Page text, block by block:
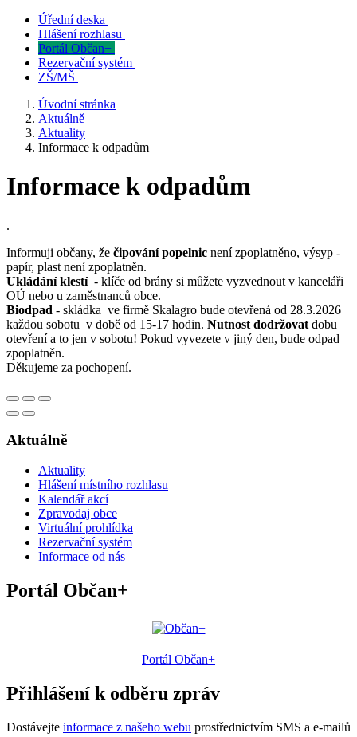
Úřední deska
Hlášení rozhlasu
Portál Občan+
Rezervační systém
ZŠ/MŠ
Úvodní stránka
Aktuálně
Aktuality
Informace k odpadům
Informace k odpadům
.
Informuji občany, že čipování popelnic není zpoplatněno, výsyp -
papír, plast není zpoplatněn.
Ukládání klestí - klíče od brány si můžete vyzvednout v kanceláři
OÚ nebo u zaměstnanců obce.
Biodpad - skládka ve firmě Skalagro bude otevřená od 28.3.2026
každou sobotu v době od 15-17 hodin. Nutnost dodržovat dobu
otevření a to jen v sobotu! Pokud vyvezete v jiný den, bude odpad
zpoplatněn.
Děkujeme za pochopení.
Aktuálně
Aktuality
Hlášení místního rozhlasu
Kalendář akcí
Zpravodaj obce
Virtuální prohlídka
Rezervační systém
Informace od nás
Portál Občan+
Portál Občan+
Přihlášení k odběru zpráv
Dostávejte informace z našeho webu prostřednictvím SMS a e-mailů